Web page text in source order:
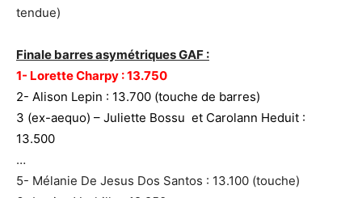
tendue)
Finale barres asymétriques GAF :
1- Lorette Charpy : 13.750
2- Alison Lepin : 13.700 (touche de barres)
3 (ex-aequo) – Juliette Bossu et Carolann Heduit :
13.500
…
5- Mélanie De Jesus Dos Santos : 13.100 (touche)